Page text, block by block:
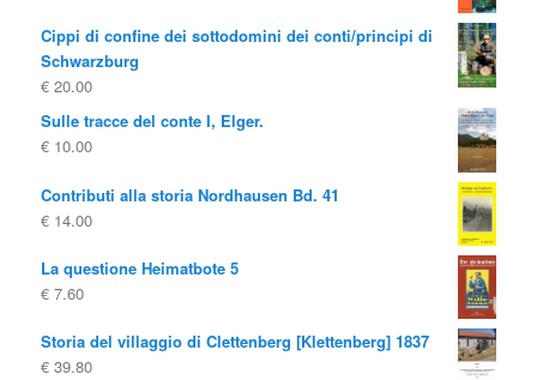
Cippi di confine dei sottodomini dei conti/principi di
Schwarzburg
€ 20.00
Sulle tracce del conte I, Elger.
€ 10.00
Contributi alla storia Nordhausen Bd. 41
€ 14.00
La questione Heimatbote 5
€ 7.60
Storia del villaggio di Clettenberg [Klettenberg] 1837
€ 39.80